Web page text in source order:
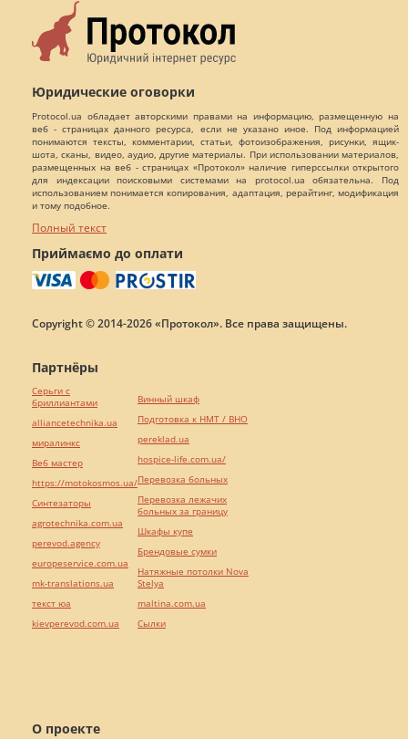
Юридические оговорки
Protocol.ua обладает авторскими правами на информацию, размещенную на
веб - страницах данного ресурса, если не указано иное. Под информацией
понимаются тексты, комментарии, статьи, фотоизображения, рисунки, ящик-
шота, сканы, видео, аудио, другие материалы. При использовании материалов,
размещенных на веб - страницах «Протокол» наличие гиперссылки открытого
для индексации поисковыми системами на protocol.ua обязательна. Под
использованием понимается копирования, адаптация, рерайтинг, модификация
и тому подобное.
Полный текст
Приймаємо до оплати
Copyright © 2014-2026 «Протокол». Все права защищены.
О проекте
Партнёры
Серьги с
бриллиантами
alliancetechnika.ua
миралинкс
Веб мастер
https://motokosmos.ua/
Синтезаторы
agrotechnika.com.ua
perevod.agency
europeservice.com.ua
mk-translations.ua
текст юа
kievperevod.com.ua
Винный шкаф
Подготовка к НМТ / ВНО
pereklad.ua
hospice-life.com.ua/
Перевозка больных
Перевозка лежачих
больных за границу
Шкафы купе
Брендовые сумки
Натяжные потолки Nova
Stelya
maltina.com.ua
Cылки